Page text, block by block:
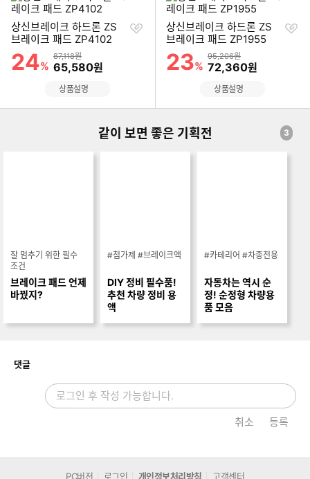
상신브레이크 하드론 ZS
브레이크 패드 ZP4102
할인률
24%
상품금액
87,118원
할인금액
65,580원
찜
상품설명
상신브레이크 하드론 ZS
브레이크 패드 ZP1955
할인률
23%
상품금액
95,206원
할인금액
72,360원
찜
상품설명
같이 보면 좋은 기획전 3
잘 멈추기 위한 필수
조건
브레이크 패드 언제
바꿨지?
#첨가제 #브레이크액
DIY 정비 필수품!
추천 차량 정비 용
액
#카테리어 #차종전용
자동차는 역시 순
정! 순정형 차량용
품 모음
댓글개
취소 등록
PC버전 로그인 개인정보처리방침 고객센터